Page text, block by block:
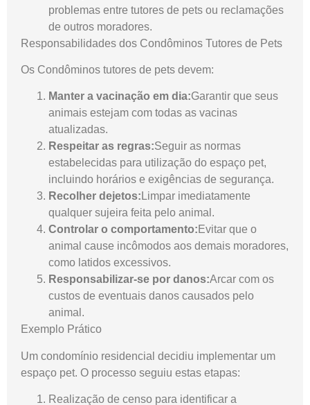
problemas entre tutores de pets ou reclamações
de outros moradores.
Responsabilidades dos Condôminos Tutores de Pets
Os Condôminos tutores de pets devem:
Manter a vacinação em dia:Garantir que seus
animais estejam com todas as vacinas
atualizadas.
Respeitar as regras:Seguir as normas
estabelecidas para utilização do espaço pet,
incluindo horários e exigências de segurança.
Recolher dejetos: Limpar imediatamente
qualquer sujeira feita pelo animal.
Controlar o comportamento: Evitar que o
animal cause incômodos aos demais moradores,
como latidos excessivos.
Responsabilizar-se por danos:Arcar com os
custos de eventuais danos causados pelo
animal.
Exemplo Prático
Um condomínio residencial decidiu implementar um
espaço pet. O processo seguiu estas etapas:
Realização de censo para identificar a